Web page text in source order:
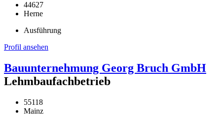
44627
Herne
Ausführung
Profil ansehen
Bauunternehmung Georg Bruch GmbH
Lehmbaufachbetrieb
55118
Mainz